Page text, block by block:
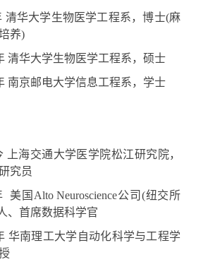
清华大学生物医学工程系，博士(麻
养)
清华大学生物医学工程系，硕士
南京邮电大学信息工程系，学士
上海交通大学医学院松江研究院，
究员
美国 Alto Neuroscience公司 (纽交所
、首席数据科学官
华南理工大学自动化科学与工程学